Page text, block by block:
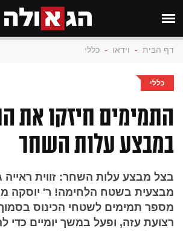
דף הבית - וידאו - כללי
כללי
התמימים חיזקו את
במבצע עלות השחר
בצל מבצע עלות השחר: זווית ראייה
מבצעית בשטח הלחימה! ר' יוסקה
מספר תמימים לשטחי הכינוס
רצועת עזה, ופעל במשך יומיים כדי